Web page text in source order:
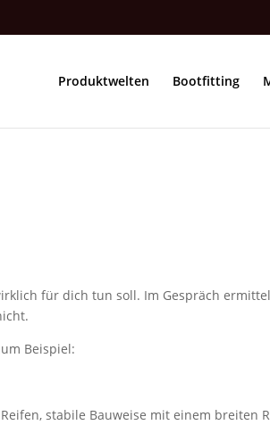
Produktwelten Bootfitting
für dich tun soll. Im Gespräch
Beispiel:
stabile Bauweise mit einem